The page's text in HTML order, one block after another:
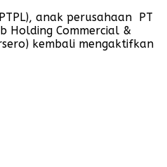
anak perusahaan PT
Holding Commercial &
kembali mengaktifkan